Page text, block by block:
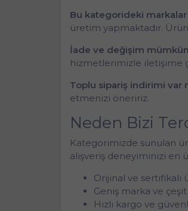
Bu kategorideki
üretim yapmaktadır.
İade ve değişim
hizmetlerimizle iletişime
Toplu sipariş indirimi var
etmenizi öneririz.
Neden Bizi
Kategorimizde sunulan
alışveriş deneyiminizi en
Orijinal ve sertifikalı
Geniş marka ve
Hızlı kargo ve